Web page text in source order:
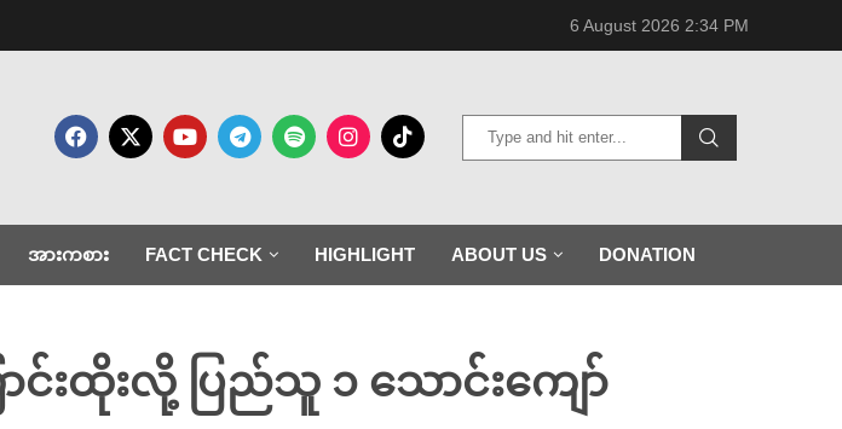
6 August 2026 2:34 PM
အားကစား FACT CHECK HIGHLIGHT ABOUT US DONATION
းထိုးလို့ ပြည်သူ ၁ သောင်းကျော်